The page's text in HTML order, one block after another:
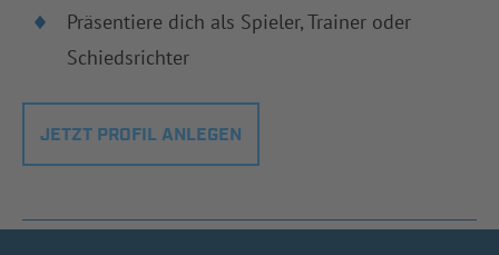
Präsentiere dich als Spieler, Trainer oder
Schiedsrichter
JETZT PROFIL ANLEGEN